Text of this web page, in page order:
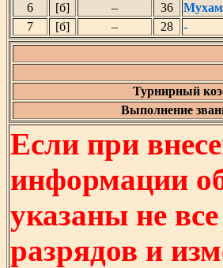
6
[б] – 36
7
[б] – 28 -
Турнирный
Выполнение
Если при
информации
указаны не
разрядов и